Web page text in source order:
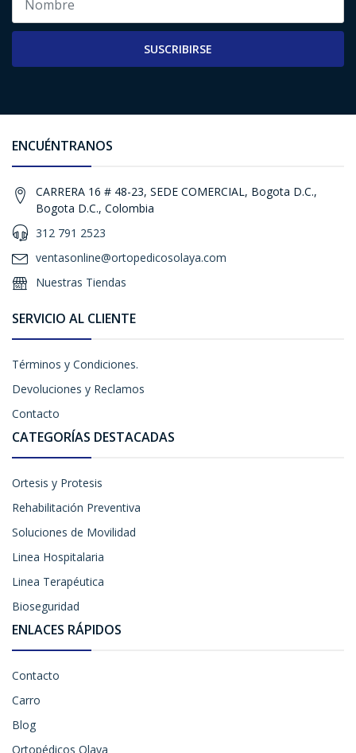
SUSCRIBIRSE
ENCUÉNTRANOS
CARRERA 16 # 48-23, SEDE COMERCIAL, Bogota D.C.,
Bogota D.C., Colombia
312 791 2523
ventasonline@ortopedicosolaya.com
Nuestras Tiendas
SERVICIO AL CLIENTE
Términos y Condiciones.
Devoluciones y Reclamos
Contacto
CATEGORÍAS DESTACADAS
Ortesis y Protesis
Rehabilitación Preventiva
Soluciones de Movilidad
Linea Hospitalaria
Linea Terapéutica
Bioseguridad
ENLACES RÁPIDOS
Contacto
Carro
Blog
Ortopédicos Olaya